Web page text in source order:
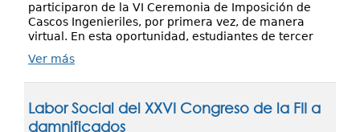
participaron de la VI Ceremonia de Imposición de
Cascos Ingenieriles, por primera vez, de manera
virtual. En esta oportunidad, estudiantes de tercer
Ver más
Labor Social del XXVI Congreso de la FII a
damnificados